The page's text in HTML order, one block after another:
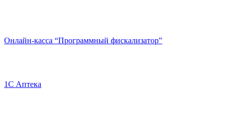
Онлайн-касса “Программный фискализатор”
1C Аптека